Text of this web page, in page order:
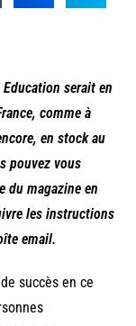
serait en
comme à
en stock au
pouvez vous
du magazine en
les instructions
email.
succès en ce